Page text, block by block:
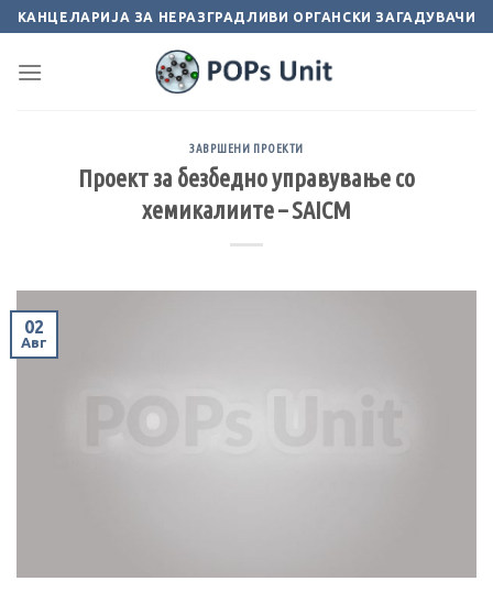
Skip
content
КАНЦЕЛАРИЈА ЗА НЕРАЗГРАДЛИВИ ОРГАНСКИ ЗАГАДУВАЧИ
ЗАВРШЕНИ ПРОЕКТИ
Проект за безбедно управување со
хемикалиите – SAICM
02
Авг